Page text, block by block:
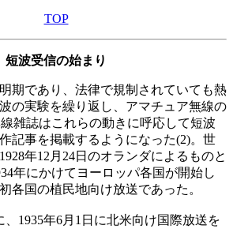
TOP
短波受信の始まり
期であり、法律で規制されていても熱
の実験を繰り返し、アマチュア無線の
雑誌はこれらの動きに呼応して短波
記事を掲載するようになった(2)。世
年12月24日のオランダによるものと
年にかけてヨーロッパ各国が開始し
各国の植民地向け放送であった。
、1935年6月1日に北米向け国際放送を